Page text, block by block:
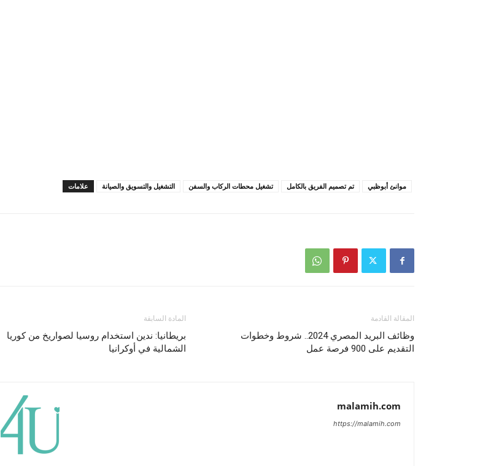
علامات التشغيل والتسويق والصيانة تشغيل محطات الركاب والسفن تم تصميم الفريق بالكامل موانئ أبوظبي
المادة السابقة
بريطانيا: ندين استخدام روسيا لصواريخ من كوريا
الشمالية في أوكرانيا
المقالة القادمة
وظائف البريد المصري 2024.. شروط وخطوات
التقديم على 900 فرصة عمل
malamih.com
https://malamih.com